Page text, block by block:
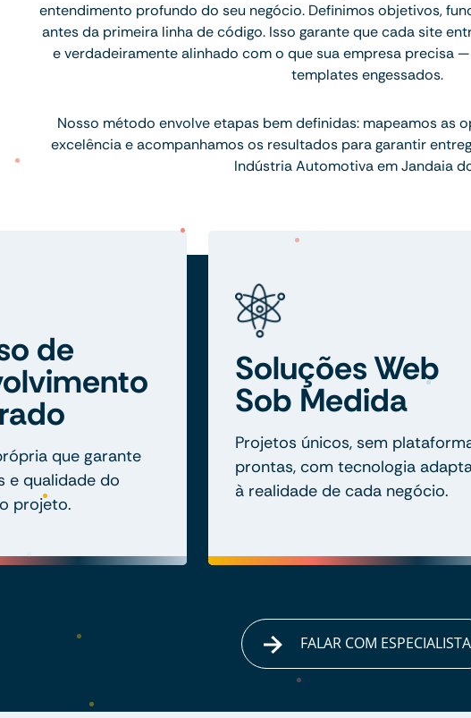
entendimento profundo do seu negócio. Definimos objetivos,
antes da primeira linha de código. Isso garante que cada site
e verdadeiramente alinhado com o que sua empresa precisa
templates engessados.
Nosso método envolve etapas bem definidas: mapeamos as
excelência e acompanhamos os resultados para garantir
Indústria Automotiva em Jandaia
de
que garante
e qualidade do
projeto.
Soluções Web
Sob Medida
Projetos únicos, sem
prontas, com tecnologia
à realidade de cada negócio.
FALAR COM ESPECIALISTA